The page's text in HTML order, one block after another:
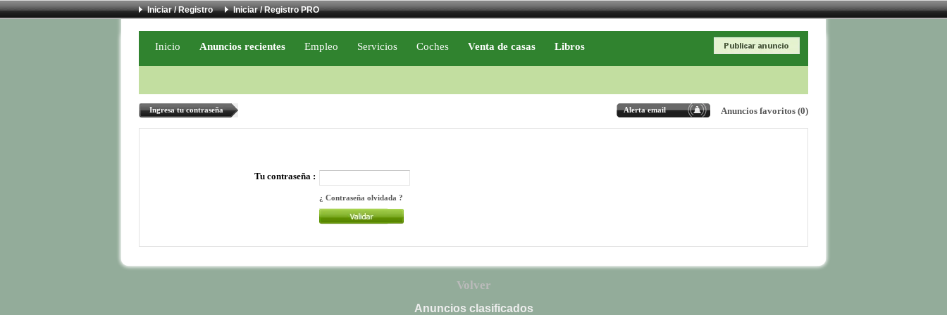
Iniciar / Registro Iniciar / Registro PRO
Inicio Anuncios recientes Empleo Servicios Coches Venta de casas Libros
Ingresa tu contraseña Alerta email Anuncios favoritos (0)
Tu contraseña :
¿ Contraseña olvidada ?
Volver
Anuncios clasificados